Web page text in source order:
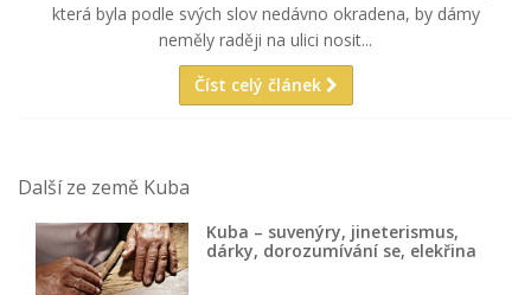
která byla podle svých slov nedávno okradena, by dámy
neměly raději na ulici nosit...
Číst celý článek
Další ze země Kuba
Kuba – suvenýry, jineterismus,
dárky, dorozumívání se, elekřina